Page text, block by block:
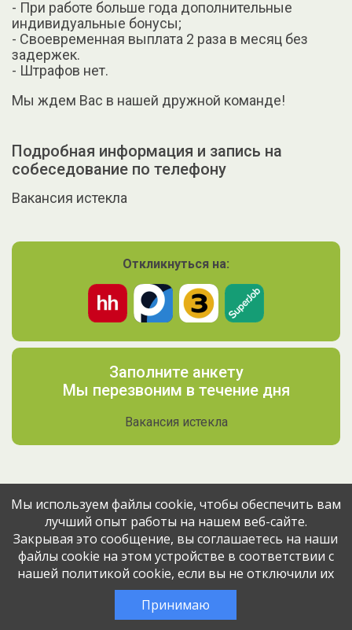
- При работе больше года дополнительные
индивидуальные бонусы;
- Своевременная выплата 2 раза в месяц без
задержек.
- Штрафов нет.
Мы ждем Вас в нашей дружной команде!
Подробная информация и запись на
собеседование по телефону
Вакансия истекла
Откликнуться на:
Заполните анкету
Мы перезвоним в течение дня
Вакансия истекла
Поделитесь вакансией с друзьями
Эта вакансия размещена12 месяцев назад через сервис
Мы используем файлы cookie, чтобы обеспечить вам
лучший опыт работы на нашем веб-сайте.
Закрывая это сообщение, вы соглашаетесь на наши
файлы cookie на этом устройстве в соответствии с
нашей политикой cookie, если вы не отключили их
Принимаю